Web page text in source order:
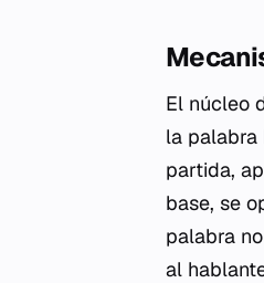
El núcleo
la palabra
partida,
base, se
palabra
al